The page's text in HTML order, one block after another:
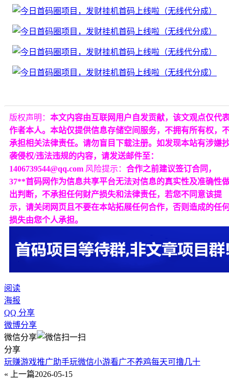
版权声明： 本文内容由互联网用户自发贡献，该文观点仅代
作者本人。本站仅提供信息存储空间服务，不拥有所有权，
承担相关法律责任。请勿盲目下载注册。如发现本站有涉嫌
袭侵权/违法违规的内容，请发送邮件至：
1406739544@qq.com 风险提示： 合作之前建议签订合同，
37**首码网作为信息共享平台无法对信息的真实性及准确性
出判断，不承担任何财产损失和法律责任，若您不同意该提
示，请关闭网页且不要在本站拓展任何合作，否则造成的任
损失由您个人承担。
阅读
海报
QQ 分享
微博分享
微信分享
分享
玩赚游戏推广助手玩微信小游看广不养鸡每天可撸几十
« 上一篇2026-05-15